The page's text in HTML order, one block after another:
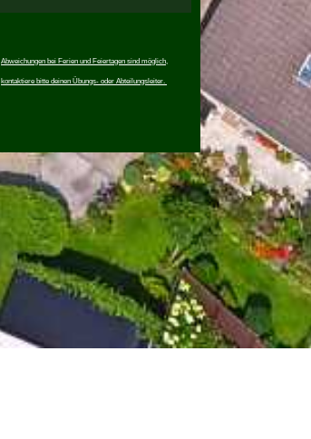
Abweichungen bei Ferien und Feiertagen sind möglich,
kontaktiere bitte deinen Übungs- oder Abteilungsleiter.